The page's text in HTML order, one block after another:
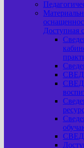
Доступная